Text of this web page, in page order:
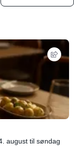
august til søndag